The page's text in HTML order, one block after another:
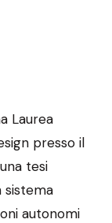
Laurea
presso il
tesi
sistema
autonomi